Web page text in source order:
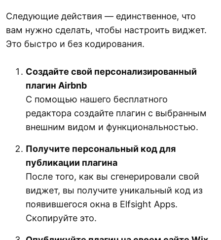
Следующие действия — единственное, что
вам нужно сделать, чтобы настроить виджет.
Это быстро и без кодирования.
Создайте свой персонализированный
плагин Airbnb
С помощью нашего бесплатного
редактора создайте плагин с выбранным
внешним видом и функциональностью.
Получите персональный код для
публикации плагина
После того, как вы сгенерировали свой
виджет, вы получите уникальный код из
появившегося окна в Elfsight Apps.
Скопируйте это.